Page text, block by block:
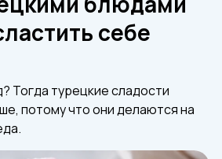
себе
Тогда турецкие сладости
потому что они делаются на